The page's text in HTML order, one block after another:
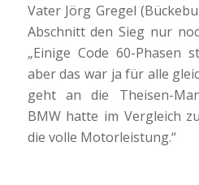
Vater Jörg Gregel
Abschnitt den Sieg nur
„Einige Code 60-Phasen
aber das war ja für alle
geht an die Theisen-
BMW hatte im Vergleich
die volle Motorleistung.“